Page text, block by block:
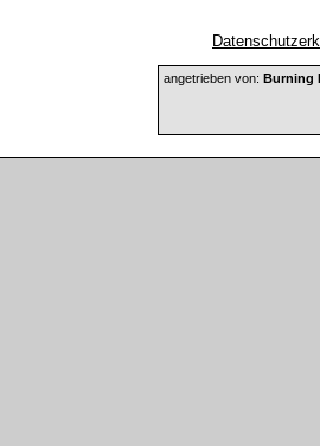
angetrieben von: Burning